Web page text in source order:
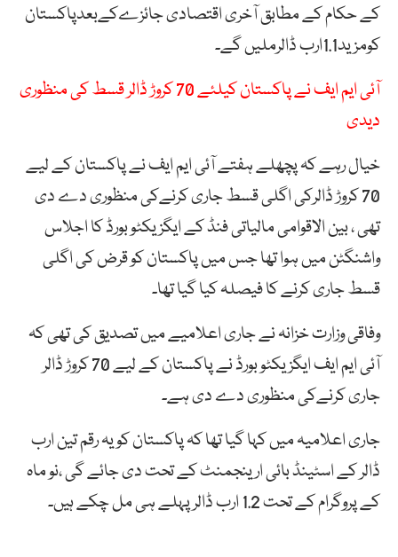
کے حکام کے مطابق آخری اقتصادی جائزےکےبعدپاکستان
کومزید1.1ارب ڈالرملیں گے۔
آئی ایم ایف نے پاکستان کیلئے 70 کروڑ ڈالر قسط کی منظوری
دیدی
خیال رہے کہ پچھلے ہفتے آئی ایم ایف نے پاکستان کے لیے
70 کروڑ ڈالرکی اگلی قسط جاری کرنےکی منظوری دے دی
تھی ، بین الاقوامی مالیاتی فنڈ کے ایگزیکٹو بورڈ کا اجلاس
واشنگٹن میں ہوا تھا جس میں پاکستان کو قرض کی اگلی
قسط جاری کرنے کا فیصلہ کیا گیا تھا۔
وفاقی وزارت خزانہ نے جاری اعلامیے میں تصدیق کی تھی کہ
آئی ایم ایف ایگزیکٹو بورڈ نے پاکستان کے لیے 70 کروڑ ڈالر
جاری کرنےکی منظوری دے دی ہے۔
جاری اعلامیہ میں کہا گیا تھا کہ پاکستان کو یہ رقم تین ارب
ڈالر کے اسٹینڈ بائی ارینجمنٹ کے تحت دی جائے گی ،نو ماہ
کے پروگرام کے تحت 1.2 ارب ڈالر پہلے ہی مل چکے ہیں۔